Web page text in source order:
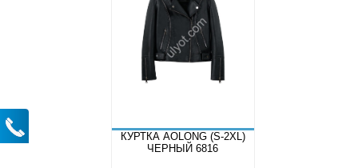
КУРТКА AOLONG (S-2XL)
ЧЕРНЫЙ 6816